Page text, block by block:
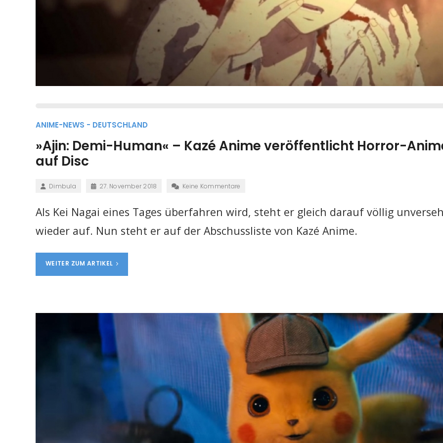
ANIME-NEWS - DEUTSCHLAND
»Ajin: Demi-Human« – Kazé Anime veröffentlicht Horror-
auf Disc
Dimbula 27. November 2018 Keine Kommentare
Als Kei Nagai eines Tages überfahren wird, steht er gleich darauf völlig
wieder auf. Nun steht er auf der Abschussliste von Kazé Anime.
WEITER ZUM ARTIKEL